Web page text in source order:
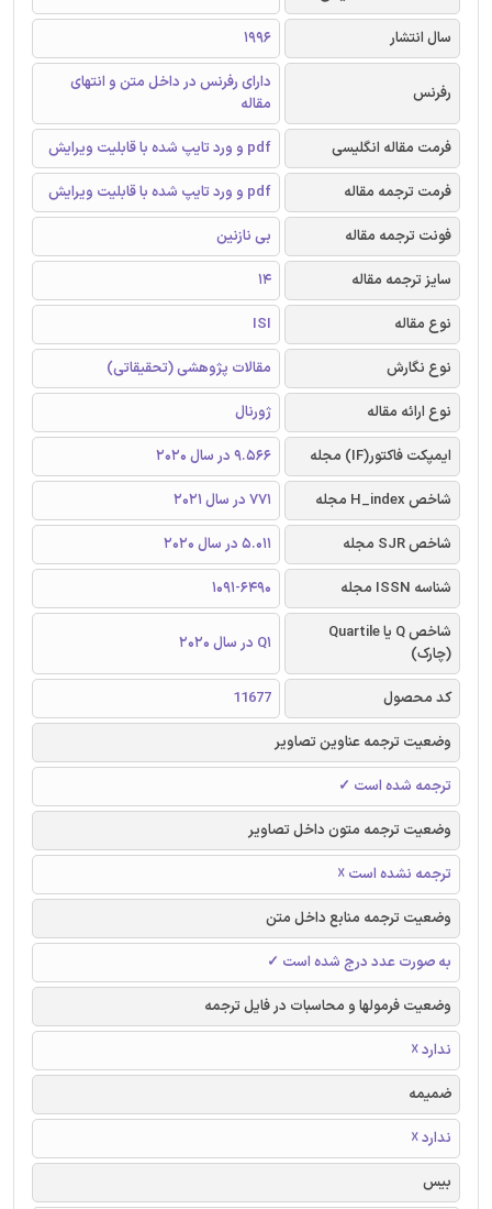
سال انتشار
1996
رفرنس
دارای رفرنس در داخل متن و انتهای
مقاله
فرمت مقاله انگلیسی
pdf و ورد تایپ شده با قابلیت ویرایش
فرمت ترجمه مقاله
pdf و ورد تایپ شده با قابلیت ویرایش
فونت ترجمه مقاله
بی نازنین
سایز ترجمه مقاله
14
نوع مقاله
ISI
نوع نگارش
مقالات پژوهشی (تحقیقاتی)
نوع ارائه مقاله
ژورنال
ایمپکت فاکتور(IF) مجله
9.566 در سال 2020
شاخص H_index مجله
771 در سال 2021
شاخص SJR مجله
5.011 در سال 2020
شناسه ISSN مجله
1091-6490
شاخص Q یا Quartile
(چارک)
Q1 در سال 2020
کد محصول
11677
وضعیت ترجمه عناوین تصاویر
ترجمه شده است ✓
وضعیت ترجمه متون داخل تصاویر
ترجمه نشده است ☓
وضعیت ترجمه منابع داخل متن
به صورت عدد درج شده است ✓
وضعیت فرمولها و محاسبات در فایل ترجمه
ندارد ☓
ضمیمه
ندارد ☓
بیس